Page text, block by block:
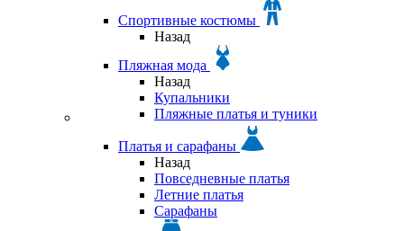
Спортивные костюмы
Назад
Пляжная мода
Назад
Купальники
Пляжные платья и туники
Платья и сарафаны
Назад
Повседневные платья
Летние платья
Сарафаны